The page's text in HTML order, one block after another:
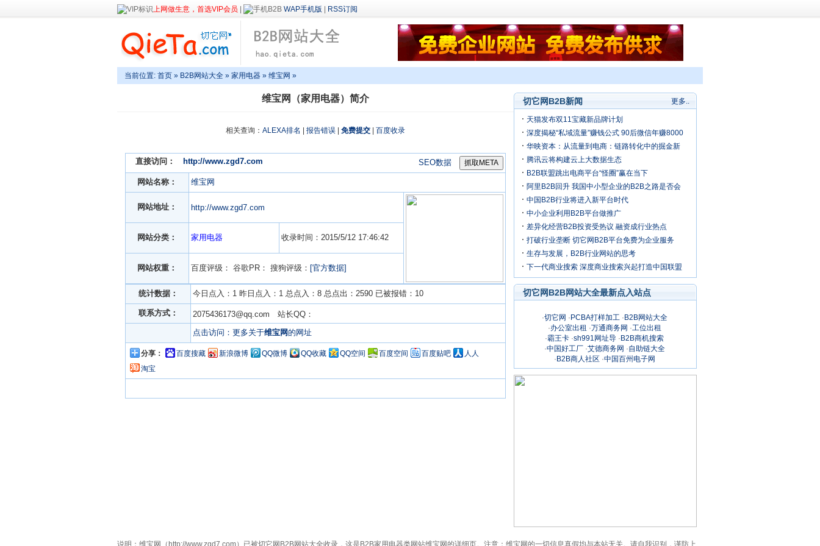
上网做生意，首选VIP会员 WAP手机版 RSS订阅
当前位置: 首页 » B2B网站大全 » 家用电器 » 维宝网 »
维宝网（家用电器）简介
相关查询： ALEXA排名 报告错误 免费提交 百度收录
直接访问： http://www.zgd7.com SEO数据
网站名称： 维宝网
网站地址： http://www.zgd7.com
网站分类： 家用电器 收录时间：2015/5/12 17:46:42
网站权重： 百度评级： 谷歌PR： 搜狗评级： [官方数据]
统计数据： 今日点入：1 昨日点入：1 总点入：8 总点出：2590 已被报错：10
联系方式：
2075436173@qq.com 站长QQ：
点击访问：更多关于维宝网的网址
分享： 百度搜藏 新浪微博 QQ微博 QQ收藏 QQ空间 百度空间 百度贴吧
人人
淘宝
更多..
切它网B2B新闻
天猫发布双11宝藏新品牌计划
深度揭秘“私域流量”赚钱公式 90后微信年赚8000
万
华映资本：从流量到电商：链路转化中的掘金新
机
腾讯云将构建云上大数据生态
B2B联盟跳出电商平台“怪圈”赢在当下
阿里B2B回升 我国中小型企业的B2B之路是否会
迎来春天？
中国B2B行业将进入新平台时代
中小企业利用B2B平台做推广
差异化经营B2B投资受热议 融资成行业热点
打破行业垄断 切它网B2B平台免费为企业服务
生存与发展，B2B行业网站的思考
下一代商业搜索 深度商业搜索兴起打造中国联盟
切它网B2B网站大全最新点入站点
·切它网 · PCBA打样加工· B2B网站大全
·办公室出租 ·万通商务网 ·工位出租
·霸王卡 ·sh991网址导 · B2B商机搜索
·中国好工厂·艾德商务网 ·自助链大全
· B2B商人社区 ·中国百州电子网